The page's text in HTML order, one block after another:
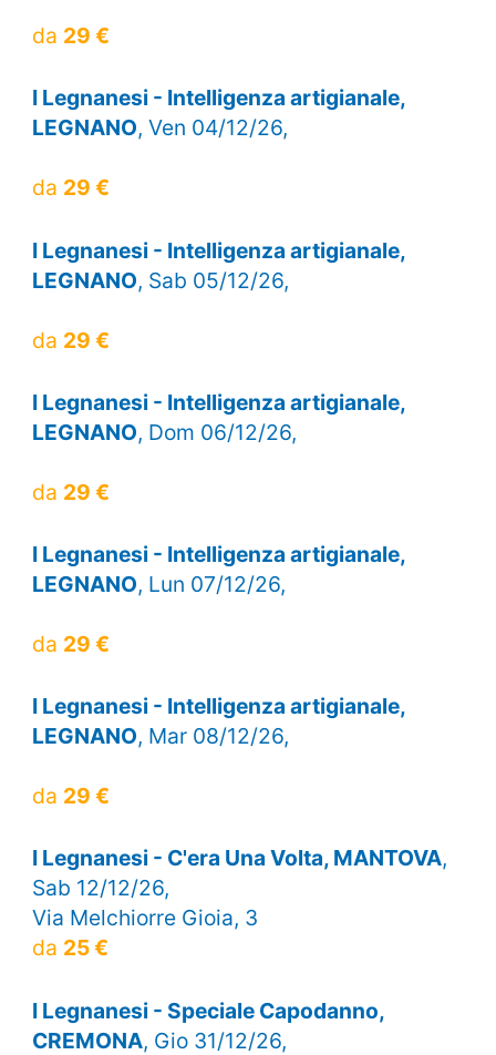
da 29 €
I Legnanesi - Intelligenza artigianale,
LEGNANO, Ven 04/12/26,
da 29 €
I Legnanesi - Intelligenza artigianale,
LEGNANO, Sab 05/12/26,
da 29 €
I Legnanesi - Intelligenza artigianale,
LEGNANO, Dom 06/12/26,
da 29 €
I Legnanesi - Intelligenza artigianale,
LEGNANO, Lun 07/12/26,
da 29 €
I Legnanesi - Intelligenza artigianale,
LEGNANO, Mar 08/12/26,
da 29 €
I Legnanesi - C'era Una Volta, MANTOVA,
Sab 12/12/26,
Via Melchiorre Gioia, 3
da 25 €
I Legnanesi - Speciale Capodanno,
CREMONA, Gio 31/12/26,